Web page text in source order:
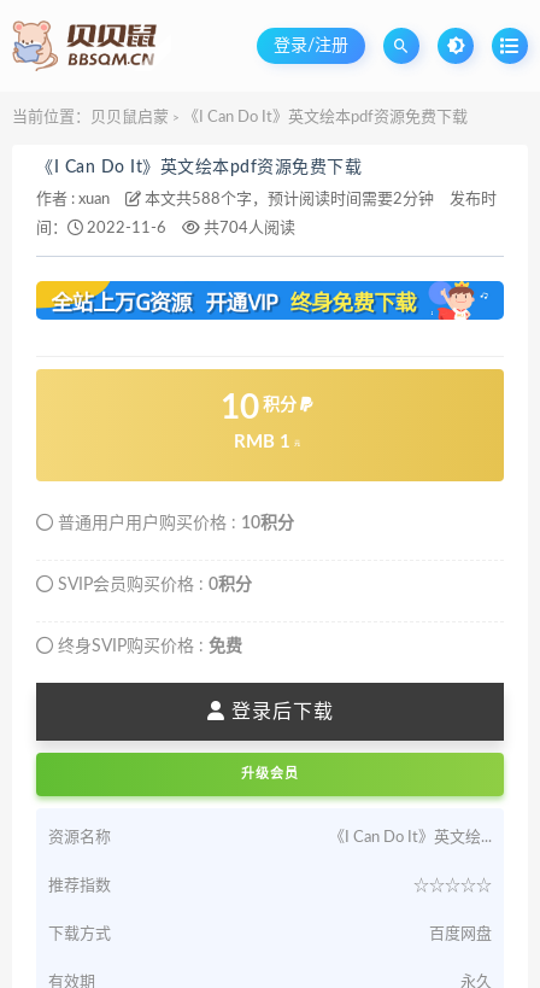
登录/注册
当前位置： 贝贝鼠启蒙 > 《I Can Do It》英文绘本pdf资源免费下载
《I Can Do It》英文绘本pdf资源免费下载
作者 : xuan 本文共588个字，预计阅读时间需要2分钟
发布时
间：
2022-11-6 共704人阅读
10 积分
RMB 1 元
普通用户用户购买价格 : 10积分
SVIP会员购买价格 : 0积分
终身SVIP购买价格 : 免费
登录后下载
升级会员
资源名称 《I Can Do It》英文绘...
推荐指数 ☆☆☆☆☆
下载方式 百度网盘
有效期 永久